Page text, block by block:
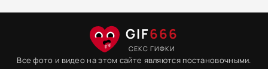
GIF666
СЕКС ГИФКИ
Все фото и видео на этом сайте являются постановочными.